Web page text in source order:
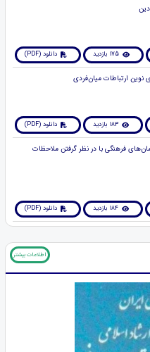
175 بازدید دانلود (PDF)
183 بازدید دانلود (PDF)
فرهنگی با در نظر گرفتن ملاحظات
184 بازدید دانلود (PDF)
اطلاعات بیشتر